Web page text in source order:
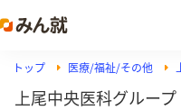
トップ 医療/福祉/その他
上尾中央医科グルー